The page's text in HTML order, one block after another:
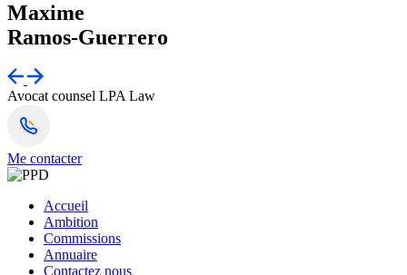
Maxime
Ramos-Guerrero
Avocat counsel LPA Law
Me contacter
Accueil
Ambition
Commissions
Annuaire
Contactez nous